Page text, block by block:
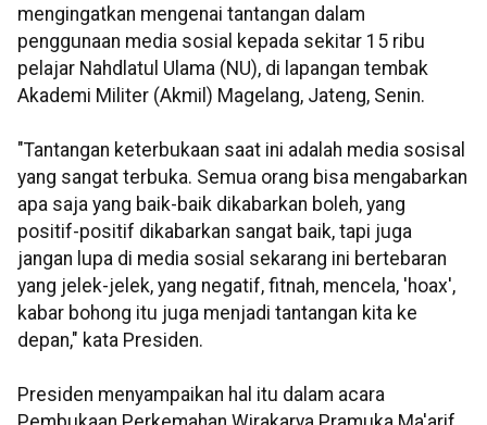
mengingatkan mengenai tantangan dalam
penggunaan media sosial kepada sekitar 15 ribu
pelajar Nahdlatul Ulama (NU), di lapangan tembak
Akademi Militer (Akmil) Magelang, Jateng, Senin.
"Tantangan keterbukaan saat ini adalah media sosisal
yang sangat terbuka. Semua orang bisa mengabarkan
apa saja yang baik-baik dikabarkan boleh, yang
positif-positif dikabarkan sangat baik, tapi juga
jangan lupa di media sosial sekarang ini bertebaran
yang jelek-jelek, yang negatif, fitnah, mencela, 'hoax',
kabar bohong itu juga menjadi tantangan kita ke
depan," kata Presiden.
Presiden menyampaikan hal itu dalam acara